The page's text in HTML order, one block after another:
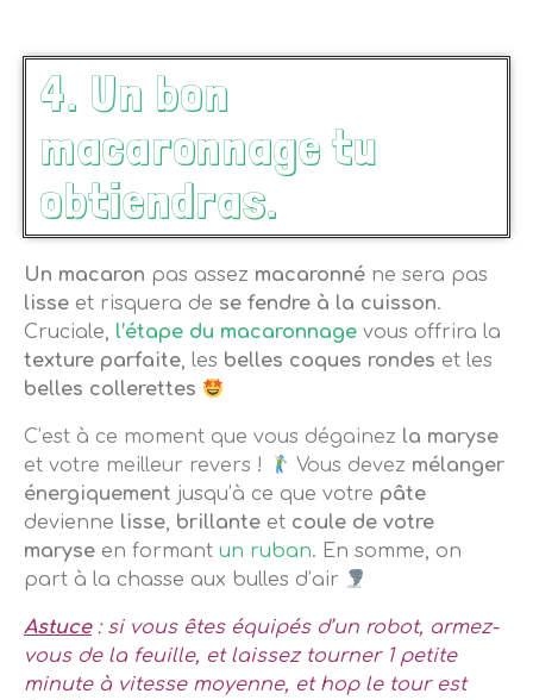
4. Un bon
macaronnage tu
obtiendras.
Un macaron pas assez macaronné ne sera pas
lisse et risquera de se fendre à la cuisson.
Cruciale, l’étape du macaronnage vous offrira la
texture parfaite, les belles coques rondes et les
belles collerettes
C’est à ce moment que vous dégainez la maryse
et votre meilleur revers !
Vous devez mélanger
énergiquement jusqu’à ce que votre pâte
devienne lisse, brillante et coule de votre
maryse en formant un ruban. En somme, on
part à la chasse aux bulles d’air
Astuce: si vous êtes équipés d’un robot, armez-
vous de la feuille, et laissez tourner 1 petite
minute à vitesse moyenne, et hop le tour est